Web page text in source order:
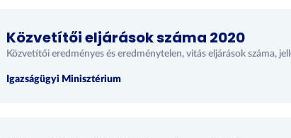
Közvetítői eljárások száma 2020
Közvetítői eredményes és eredménytelen, vitás eljárások száma,
Igazságügyi Minisztérium